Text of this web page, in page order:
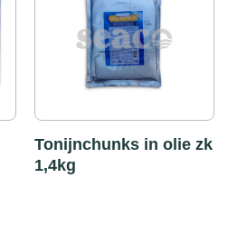
Tonijnchunks in olie zk
1,4kg